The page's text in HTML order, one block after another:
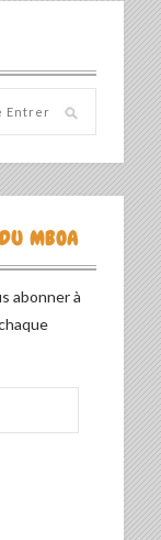
MBOA
abonner à